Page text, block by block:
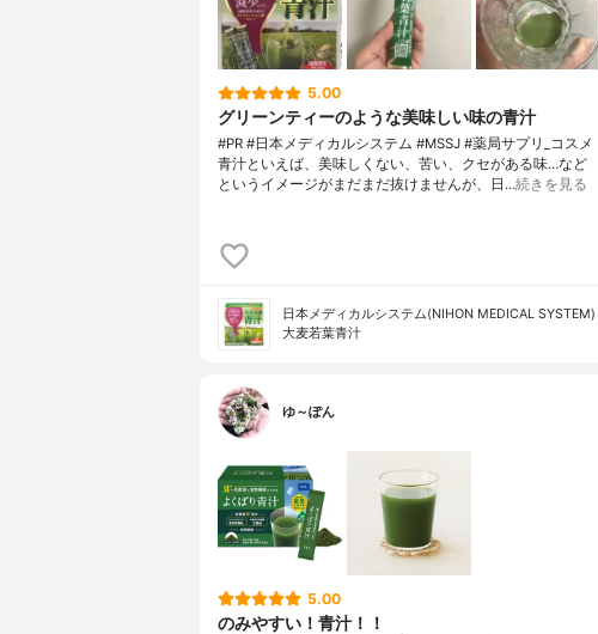
5.00
グリーンティーのような美味しい味の青汁
#PR #日本メディカルシステム #MSSJ #薬局サプリ_コスメ
青汁といえば、美味しくない、苦い、クセがある味…など
というイメージがまだまだ抜けませんが、日…続きを見る
日本メディカルシステム(NIHON MEDICAL SYSTEM)
大麦若葉青汁
ゆ～ぽん
5.00
のみやすい！青汁！！